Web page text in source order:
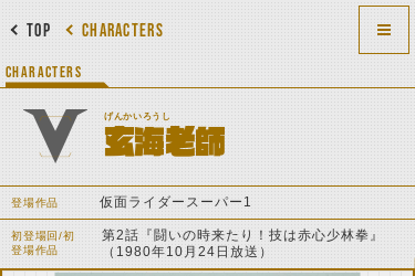
CHARACTERS
TOP
CHARACTERS
げんかいろうし
玄海老師
登場作品 仮面ライダースーパー1
初登場回/初
登場作品
第2話『闘いの時来たり！技は赤心少林拳』
（1980年10月24日放送）